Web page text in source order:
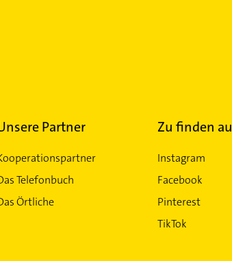
Partner
Telefonbuch
Örtliche
Zu finden
Instagram
Facebook
Pinterest
TikTok